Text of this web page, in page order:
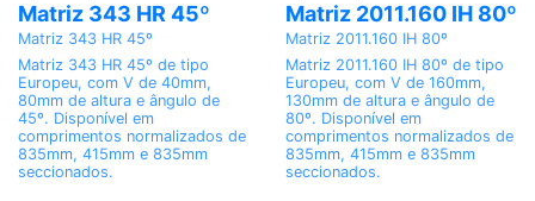
Matriz 343 HR 45º
Matriz 343 HR 45º
Matriz 343 HR 45º de tipo
Europeu, com V de 40mm,
80mm de altura e ângulo de
45º. Disponível em
comprimentos normalizados de
835mm, 415mm e 835mm
seccionados.
Matriz 2011.160 IH 80º
Matriz 2011.160 IH 80º
Matriz 2011.160 IH 80º de tipo
Europeu, com V de 160mm,
130mm de altura e ângulo de
80º. Disponível em
comprimentos normalizados de
835mm, 415mm e 835mm
seccionados.